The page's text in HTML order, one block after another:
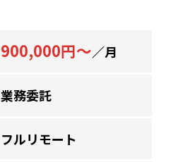
900,000円～／月
業務委託
フルリモート